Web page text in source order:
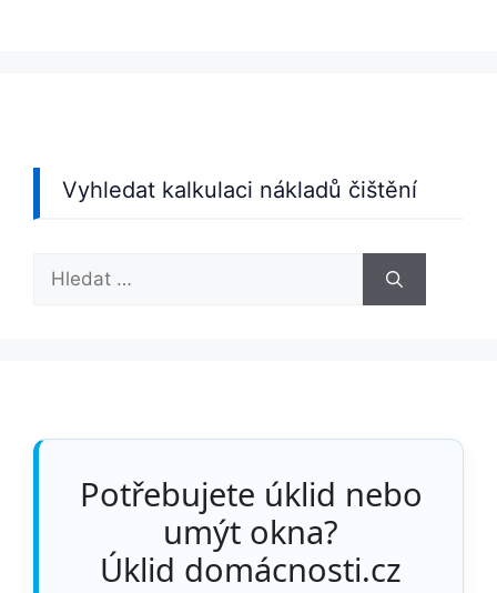
Vyhledat kalkulaci nákladů čištění
Hledat:
Potřebujete úklid nebo
umýt okna?
Úklid domácnosti.cz